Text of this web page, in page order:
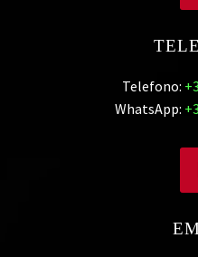
Telefono:
WhatsApp: